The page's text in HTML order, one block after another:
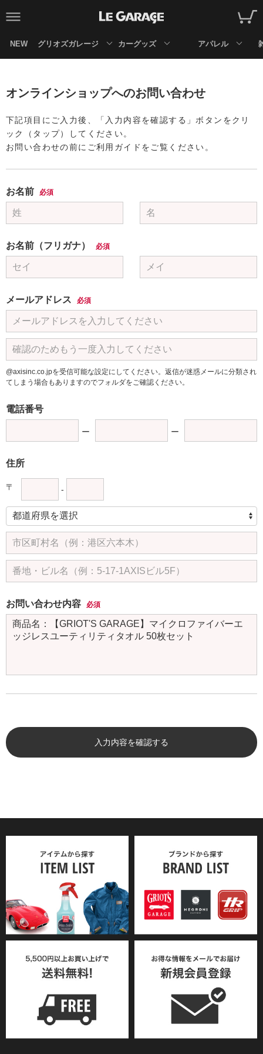
NEW グリオズガレージ カーグッズ アパレル
オンラインショップへのお問い合わせ
下記項目にご入力後、「入力内容を確認する」ボタンをクリ
ック（タップ）してください。
お問い合わせの前にご利用ガイドをご覧ください。
お名前 必須
お名前（フリガナ） 必須
メールアドレス 必須
@axisinc.co.jpを受信可能な設定にしてください。返信が迷惑メールに分類され
てしまう場合もありますのでフォルダをご確認ください。
電話番号
住所
〒 -
お問い合わせ内容 必須
入力内容を確認する